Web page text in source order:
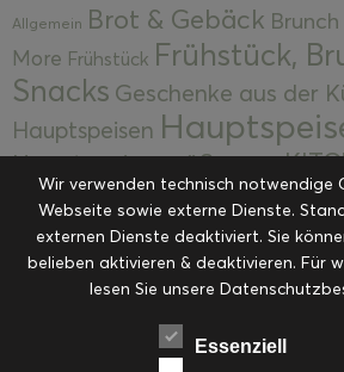
Allgemein Brot & Gebäck
More Frühstück Frühstück,
Snacks Geschenke aus der
Hauptspeisen
Hauptspeisen süßKekse
Kuchen, Torten &
Desserts Kulinarik Kulinarische
Eingemachtes Ohne Kategorie
RezepteSaisonalSlider
Suppen, Salate &
Wir verwenden technisch notwendige
Webseite sowie externe Dienste.
externen Dienste deaktiviert. Sie
belieben aktivieren & deaktivieren. Für
lesen Sie unsere
Essenziell